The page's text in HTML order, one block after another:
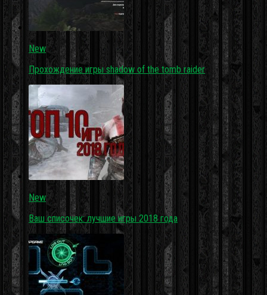
New
Прохождение игры shadow of the tomb raider
New
Ваш списочек: лучшие игры 2018 года